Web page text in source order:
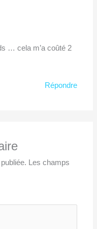
… cela m’a coûté 2
Répondre
Les champs